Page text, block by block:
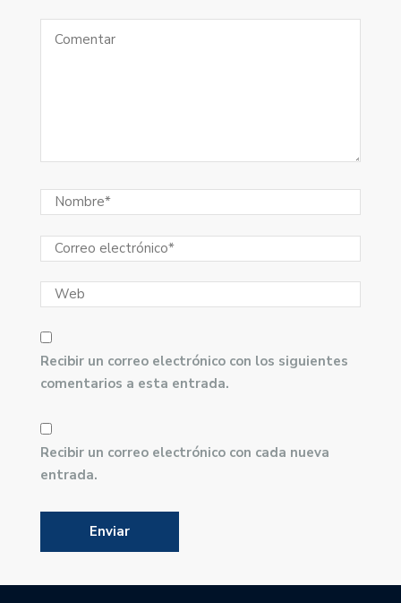
Recibir un correo electrónico con los siguientes
comentarios a esta entrada.
Recibir un correo electrónico con cada nueva
entrada.